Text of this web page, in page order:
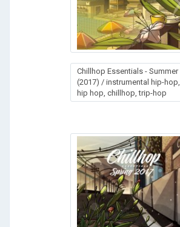
Chillhop Essentials - Summer
(2017) / instrumental hip-hop,
hip hop, chillhop, trip-hop